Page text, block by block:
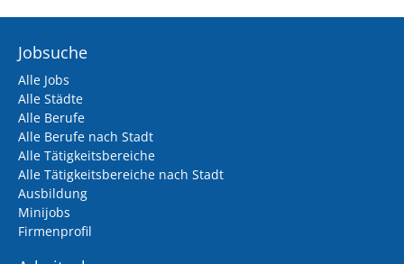
Jobsuche
Alle Jobs
Alle Städte
Alle Berufe
Alle Berufe nach Stadt
Alle Tätigkeitsbereiche
Alle Tätigkeitsbereiche nach Stadt
Ausbildung
Minijobs
Firmenprofil